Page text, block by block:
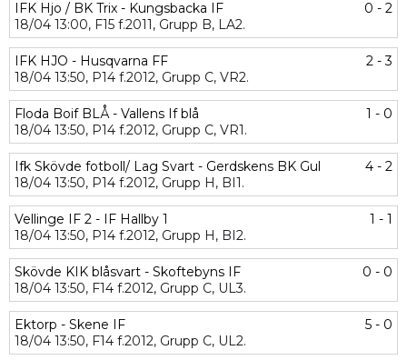
IFK Hjo / BK Trix - Kungsbacka IF
0 - 2
18/04 13:00, F15 f.2011, Grupp B, LA2.
IFK HJO - Husqvarna FF
2 - 3
18/04 13:50, P14 f.2012, Grupp C, VR2.
Floda Boif BLÅ - Vallens If blå
1 - 0
18/04 13:50, P14 f.2012, Grupp C, VR1.
Ifk Skövde fotboll/ Lag Svart - Gerdskens BK Gul
4 - 2
18/04 13:50, P14 f.2012, Grupp H, BI1.
Vellinge IF 2 - IF Hallby 1
1 - 1
18/04 13:50, P14 f.2012, Grupp H, BI2.
Skövde KIK blåsvart - Skoftebyns IF
0 - 0
18/04 13:50, F14 f.2012, Grupp C, UL3.
Ektorp - Skene IF
5 - 0
18/04 13:50, F14 f.2012, Grupp C, UL2.